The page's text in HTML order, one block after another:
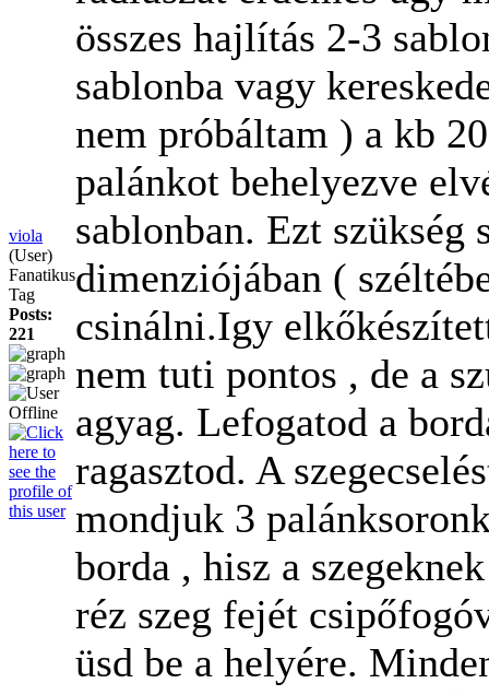
viola
(User)
Fanatikus
Tag
Posts:
221
összes hajlítás 2-3
sablonba vagy
nem próbáltam ) a kb
palánkot behelyezve
sablonban. Ezt
dimenziójában (
csinálni.Igy
nem tuti pontos , de a
agyag. Lefogatod a
ragasztod. A
mondjuk 3
borda , hisz a
réz szeg fejét
üsd be a helyére.